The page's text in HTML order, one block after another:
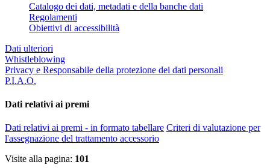
Catalogo dei dati, metadati e della banche dati
Regolamenti
Obiettivi di accessibilità
Dati ulteriori
Whistleblowing
Privacy e Responsabile della protezione dei dati personali
P.I.A.O.
Dati relativi ai premi
Dati relativi ai premi - in formato tabellare Criteri di valutazione per
l'assegnazione del trattamento accessorio
Visite alla pagina: 101